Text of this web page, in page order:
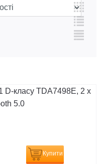
D-класу TDA7498E, 2 x
5.0
Купити